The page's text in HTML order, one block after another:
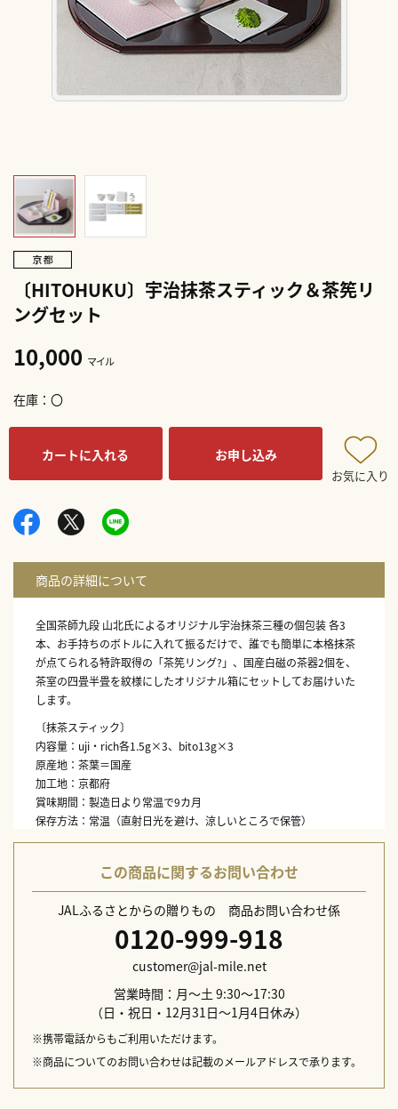
〔HITOHUKU〕宇治抹茶スティック＆茶筅リ
ングセット
10,000 マイル
在庫 〇
カートに入れる お申し込み
お気に入り
全国茶師九段 山北氏によるオリジナル宇治抹茶三種の個包装 各3
本、お手持ちのボトルに入れて振るだけで、誰でも簡単に本格抹茶
が点てられる特許取得の「茶筅リング?」、国産白磁の茶器2個を、
茶室の四畳半畳を紋様にしたオリジナル箱にセットしてお届けいた
します。
〔抹茶スティック〕
内容量：uji・rich各1.5g×3、bito13g×3
原産地：茶葉＝国産
加工地：京都府
賞味期間：製造日より常温で9カ月
保存方法：常温（直射日光を避け、涼しいところで保管）
〔茶筅リング〕
サイズ（約）：直径4×高さ5cm
原産国：日本製
サイズ（約）：（直径6×高さ4cm）×2
この商品に関するお問い合わせ
JALふるさとからの贈りもの 商品お問い合わせ係
0120-999-918
customer@jal-mile.net
営業時間：月～土 9:30～17:30
（日・祝日・12月31日～1月4日休み）
※携帯電話からもご利用いただけます。
※商品についてのお問い合わせは記載のメールアドレスで承ります。